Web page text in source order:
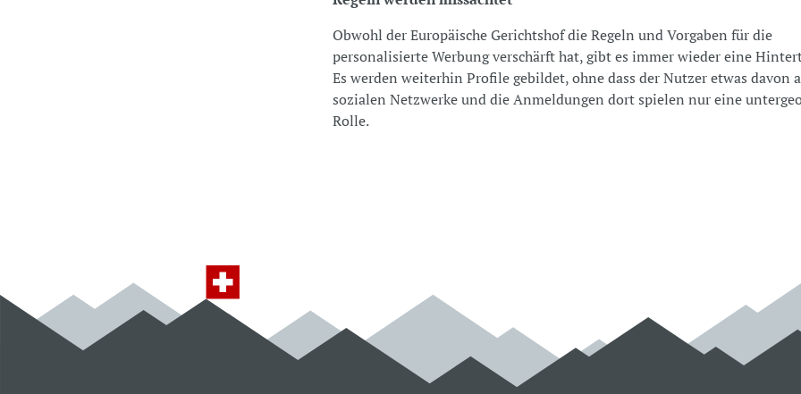
Obwohl der Europäische Gerichtshof die Regeln und Vorgaben für die
personalisierte Werbung verschärft hat, gibt es immer wieder eine
Es werden weiterhin Profile gebildet, ohne dass der Nutzer etwas davon
sozialen Netzwerke und die Anmeldungen dort spielen nur eine
Rolle.